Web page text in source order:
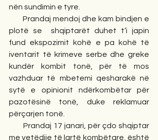
nën sundimin e tyre.
plotë se  shqiptarët duhet t’i japin
fund ekspozimit kohë e pa kohë të
iventarit të krimeve serbe dhe greke
kundër kombit tonë, për të mos
vazhduar të mbetemi qesharakë në
sytë e opinionit ndërkombëtar për
pazotësinë tonë, duke reklamuar
përçarjen tonë.
me vetëdije të lartë kombëtare, është